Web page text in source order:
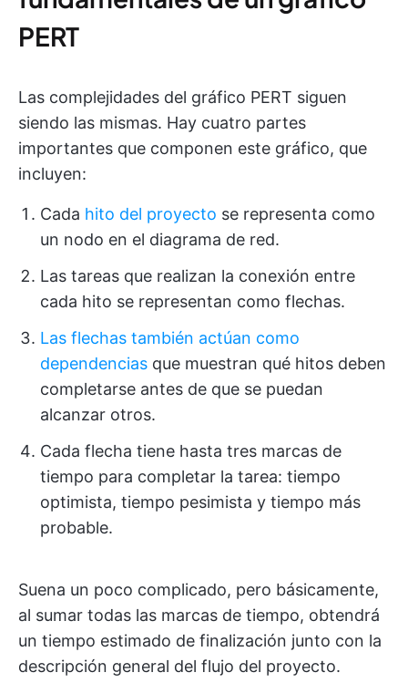
PERT
Las complejidades del gráfico PERT siguen
siendo las mismas. Hay cuatro partes
importantes que componen este gráfico, que
incluyen:
Cada hito del proyecto se representa como
un nodo en el diagrama de red.
Las tareas que realizan la conexión entre
cada hito se representan como flechas.
Las flechas también actúan como
dependencias que muestran qué hitos deben
completarse antes de que se puedan
alcanzar otros.
Cada flecha tiene hasta tres marcas de
tiempo para completar la tarea: tiempo
optimista, tiempo pesimista y tiempo más
probable.
Suena un poco complicado, pero básicamente,
al sumar todas las marcas de tiempo, obtendrá
un tiempo estimado de finalización junto con la
descripción general del flujo del proyecto.